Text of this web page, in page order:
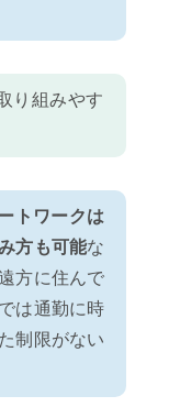
り組みやす
トワークは
方も可能な
方に住んで
は通勤に時
制限がない